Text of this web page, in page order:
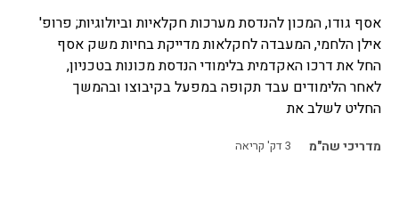
אסף גודו, המכון להנדסת מערכות חקלאיות וביולוגיות; פרופ'
אילן הלחמי, המעבדה לחקלאות מדייקת בחיות משק אסף
החל את דרכו האקדמית בלימודי הנדסת מכונות בטכניון,
לאחר הלימודים עבד תקופה במפעל בקיבוצו ובהמשך
החליט לשלב את
מדריכי שה"מ 3דק' קריאה